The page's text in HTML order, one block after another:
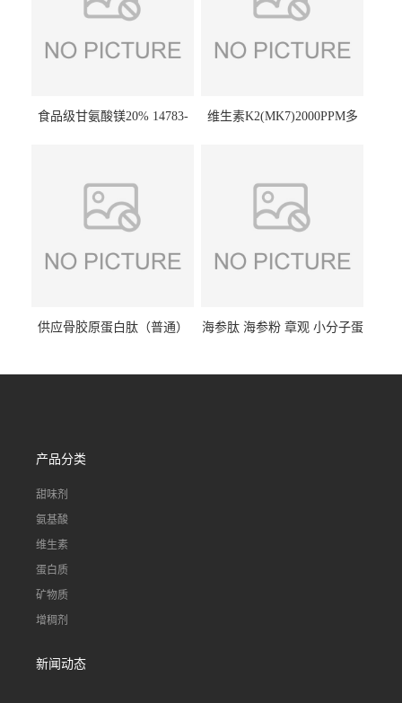
食品级甘氨酸镁20% 14783-
维生素K2(MK7)2000PPM多
供应骨胶原蛋白肽（普通）
海参肽 海参粉 章观 小分子蛋
产品分类
甜味剂
氨基酸
维生素
蛋白质
矿物质
增稠剂
新闻动态